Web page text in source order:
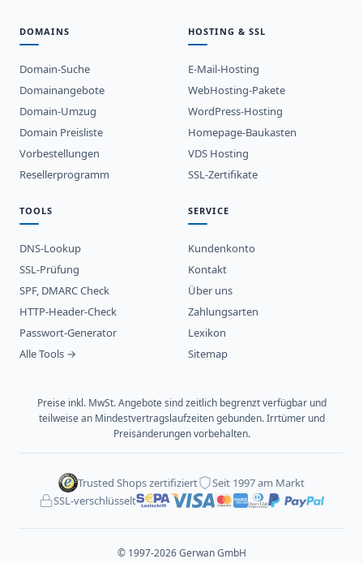
DOMAINS
Domain-Suche
Domainangebote
Domain-Umzug
Domain Preisliste
Vorbestellungen
Resellerprogramm
HOSTING & SSL
E-Mail-Hosting
WebHosting-Pakete
WordPress-Hosting
Homepage-Baukasten
VDS Hosting
SSL-Zertifikate
TOOLS
DNS-Lookup
SSL-Prüfung
SPF, DMARC Check
HTTP-Header-Check
Passwort-Generator
Alle Tools →
SERVICE
Kundenkonto
Kontakt
Über uns
Zahlungsarten
Lexikon
Sitemap
Preise inkl. MwSt. Angebote sind zeitlich begrenzt verfügbar und
teilweise an Mindestvertragslaufzeiten gebunden. Irrtümer und
Preisänderungen vorbehalten.
Trusted Shops zertifiziert
Seit 1997 am Markt
SSL-verschlüsselt
© 1997-2026 Gerwan GmbH